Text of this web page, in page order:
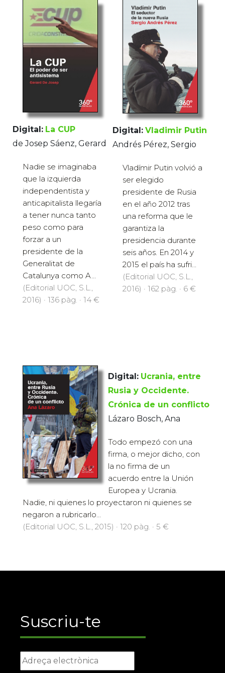
Digital: La CUP
de Josep Sáenz, Gerard
Nadie se imaginaba
que la izquierda
independentista y
anticapitalista llegaría
a tener nunca tanto
peso como para
forzar a un
presidente de la
Generalitat de
Catalunya como A...
(Editorial UOC, S.L.,
2016) · 136 pàg. · 14 €
Digital: Vladimir Putin
Andrés Pérez, Sergio
Vladímir Putin volvió a
ser elegido
presidente de Rusia
en el año 2012 tras
una reforma que le
garantiza la
presidencia durante
seis años. En 2014 y
2015 el país ha sufri...
(Editorial UOC, S.L.,
2016) · 162 pàg. · 6 €
Digital: Ucrania, entre
Rusia y Occidente.
Crónica de un conflicto
Lázaro Bosch, Ana
Todo empezó con una
firma, o mejor dicho, con
la no firma de un
acuerdo entre la Unión
Europea y Ucrania.
Nadie, ni quienes lo proyectaron ni quienes se
negaron a rubricarlo...
(Editorial UOC, S.L., 2015) · 120 pàg. · 5 €
Suscriu-te